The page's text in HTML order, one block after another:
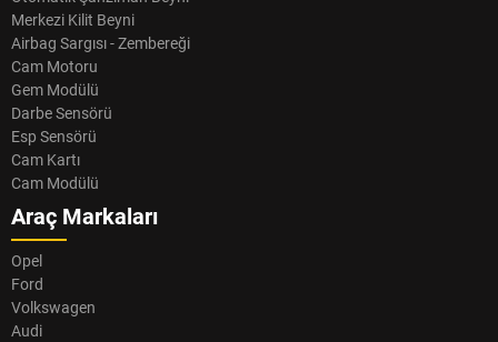
Merkezi Kilit Beyni
Airbag Sargısı - Zembereği
Cam Motoru
Gem Modülü
Darbe Sensörü
Esp Sensörü
Cam Kartı
Cam Modülü
Araç Markaları
Opel
Ford
Volkswagen
Audi